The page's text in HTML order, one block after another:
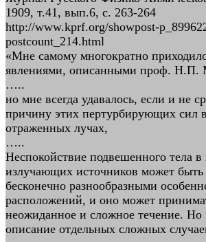
1909, т.41, вып.6, с. 263-264
http://www.kprf.org/showpost-
postcount_214.html
«Мне самому многократно
явлениями, описанными проф.
…..
но мне всегда удавалось, если и не
причину этих пертурбирующих сил
отраженных лучах,
…..
Неспокойствие подвешенного тела в
излучающих источников может быть
бесконечно разнообразными
расположений, и оно может
неожиданное и сложное течение. Но
описание отдельных сложных